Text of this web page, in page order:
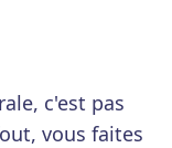
c'est pas
vous faites